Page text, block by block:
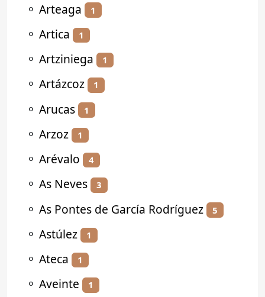
⚬ Arteaga 1
⚬ Artica 1
⚬ Artziniega 1
⚬ Artázcoz 1
⚬ Arucas 1
⚬ Arzoz 1
⚬ Arévalo 4
⚬ As Neves 3
⚬ As Pontes de García Rodríguez 5
⚬ Astúlez 1
⚬ Ateca 1
⚬ Aveinte 1